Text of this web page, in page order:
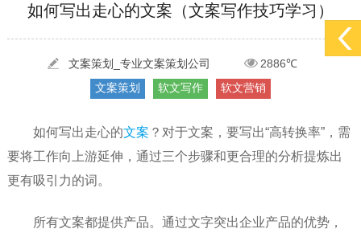
[2022-05-04] 污水处理设备厂家产品如何做网络推广（污水处理项目网...
更多 >
如何写出走心的文案（文案写作技巧学习）
文案策划_专业文案策划公司
2886℃
文案策划
软文写作 软文营销
如何写出走心的文案 ？对于文案，要写出“高转换率”，需
要将工作向上游延伸，通过三个步骤和更合理的分析提炼出
更有吸引力的词。
所有文案都提供产品。通过文字突出企业产品的优势，